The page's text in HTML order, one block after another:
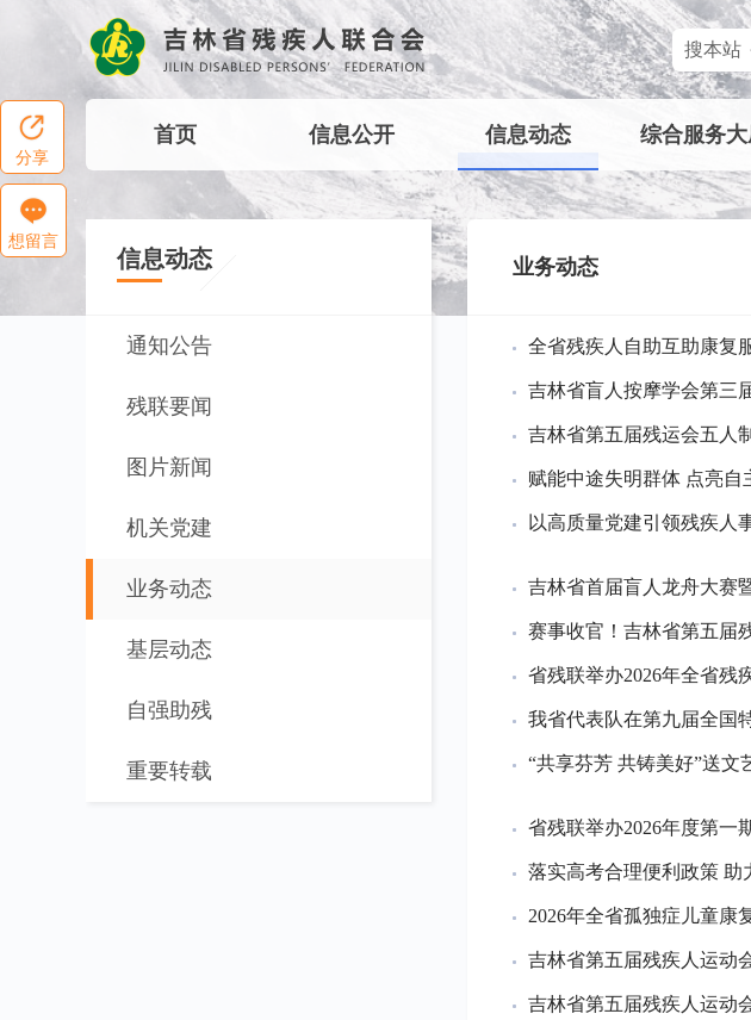
搜本站
首页 信息公开 信息动态 综合服务
信息动态
通知公告
残联要闻
图片新闻
机关党建
业务动态
基层动态
自强助残
重要转载
业务动态
全省残疾人自助互助康复
吉林省盲人按摩学会第三
吉林省第五届残运会五人
赋能中途失明群体 点亮
以高质量党建引领残疾
吉林省首届盲人龙舟大赛
赛事收官！吉林省第五届
省残联举办2026年全省残
我省代表队在第九届全国
“共享芬芳 共铸美好”送文
省残联举办2026年度第一
落实高考合理便利政策 助
2026年全省孤独症儿童康
吉林省第五届残疾人运动
吉林省第五届残疾人运动
分享
想留言